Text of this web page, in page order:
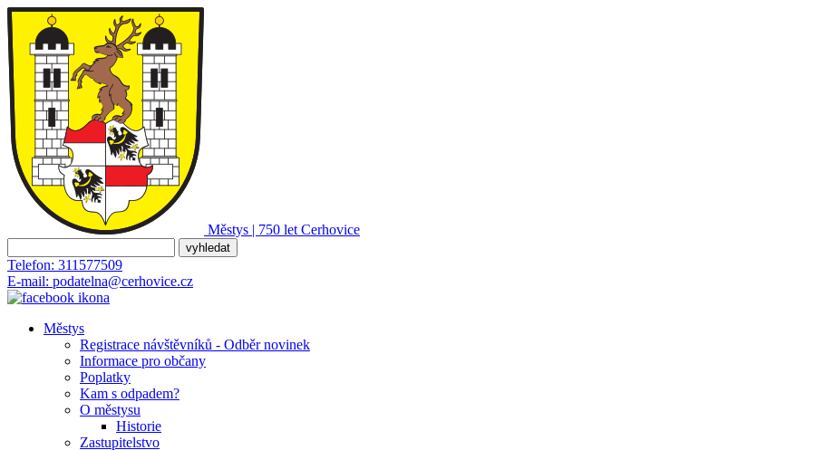
Městys | 750 let Cerhovice
Telefon: 311577509
E-mail: podatelna@cerhovice.cz
Městys
Registrace návštěvníků - Odběr novinek
Informace pro občany
Poplatky
Kam s odpadem?
O městysu
Historie
Zastupitelstvo